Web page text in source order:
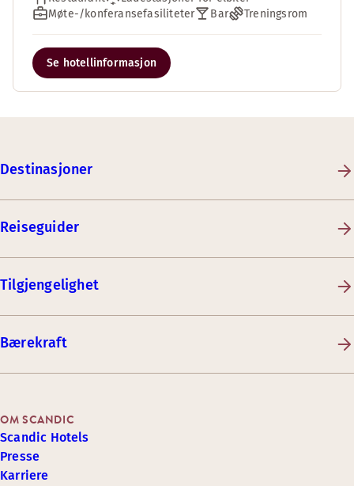
Møte-/konferansefasiliteter
Bar Treningsrom
Se hotellinformasjon
Destinasjoner
Reiseguider
Tilgjengelighet
Bærekraft
OM SCANDIC
Scandic Hotels
Presse
Karriere